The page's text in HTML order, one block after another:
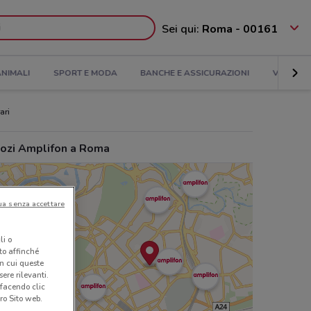
Sei qui: Roma - 00161
SPORT E MODA BANCHE E ASSICURAZIONI VIAGGI
Amplifon a Roma
o
affinché
cui queste
rilevanti.
clic
Sito web.
senza accettare